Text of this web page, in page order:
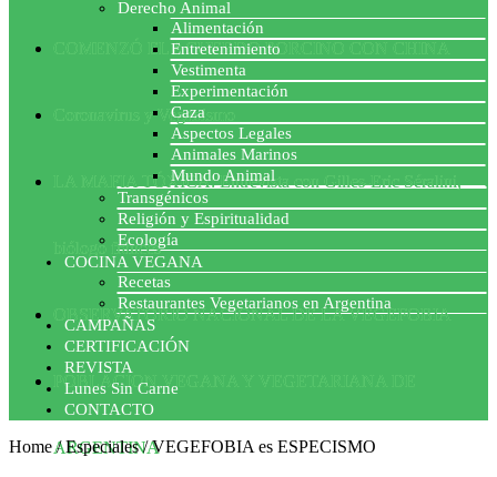
COMENZÓ EL ACUERDO PORCINO CON CHINA
Coronavirus y Veganismo
LA MAFIA TÓXICA: Entrevista con Gilles-Eric Séralini,
biólogo francés
OBSERVATORIO NACIONAL DE LA VEGEFOBIA
POBLACION VEGANA Y VEGETARIANA DE
ARGENTINA
Derecho Animal
Alimentación
Entretenimiento
Vestimenta
Experimentación
Caza
Aspectos Legales
Animales Marinos
Mundo Animal
Transgénicos
Religión y Espiritualidad
Ecología
COCINA VEGANA
Recetas
Restaurantes Vegetarianos en Argentina
CAMPAÑAS
CERTIFICACIÓN
REVISTA
Lunes Sin Carne
CONTACTO
Home/Especiales/VEGEFOBIA es ESPECISMO